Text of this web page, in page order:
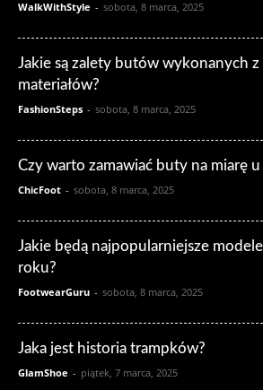
WalkWithStyle - sobota, 8 marca, 2025
Jakie są zalety butów wykonanych z
materiałów?
FashionSteps - sobota, 8 marca, 2025
Czy warto zamawiać buty na miarę u
ChicFoot - sobota, 8 marca, 2025
Jakie będą najpopularniejsze
roku?
FootwearGuru - sobota, 8 marca, 2025
Jaka jest historia trampków?
GlamShoe - piątek, 7 marca, 2025